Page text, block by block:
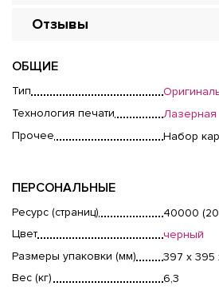
Отзывы
ОБЩИЕ
Тип
Технология печати
Лазерная
Прочее
Набор
ПЕРСОНАЛЬНЫЕ
Ресурс (страниц)
40000
Цвет
черный
Размеры упаковки (мм)
397 x 395
Вес (кг)
6,3